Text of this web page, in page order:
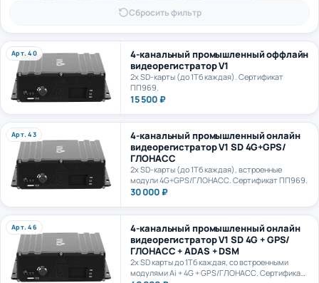
Арт. 40
4-канальный промышленный оффлайн
видеорегистратор V1
2х SD-карты (до 1Тб каждая). Сертификат
ПП969.
15 500 ₽
Арт. 43
4-канальный промышленный онлайн
видеорегистратор V1 SD 4G+GPS/
ГЛОНАСС
2х SD-карты (до 1Тб каждая), встроенные
модули 4G+GPS/ГЛОНАСС. Сертификат ПП969.
30 000 ₽
Арт. 46
4-канальный промышленный онлайн
видеорегистратор V1 SD 4G + GPS/
ГЛОНАСС + ADAS + DSM
2х SD карты до 1Тб каждая, со встроенными
модулями Ai + 4G + GPS/ГЛОНАСС. Сертификат
ПП969.
40 000 ₽